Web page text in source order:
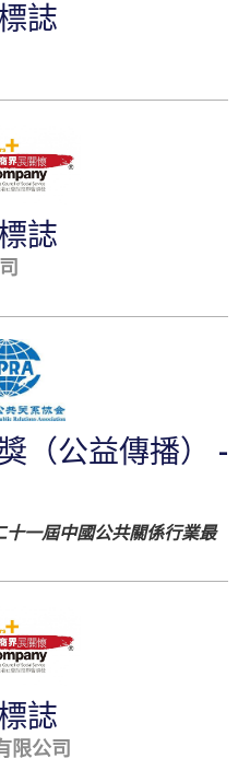
誌
誌
（公益傳播） -
一屆中國公共關係行業最
誌
限公司